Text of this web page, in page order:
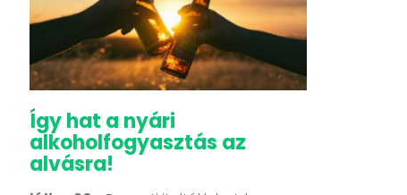
Így hat a nyári
alkoholfogyasztás az
alvásra!